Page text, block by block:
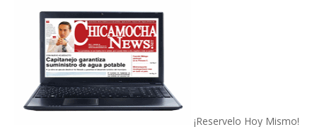
¡Reservelo Hoy Mismo!